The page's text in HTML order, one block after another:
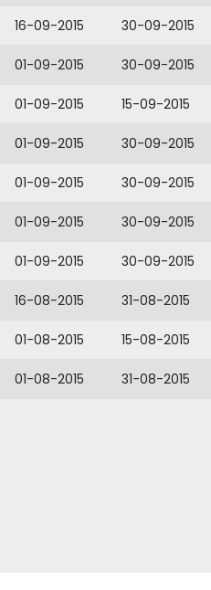
16-09-2015 30-09-2015
01-09-2015 30-09-2015
01-09-2015 15-09-2015
01-09-2015 30-09-2015
01-09-2015 30-09-2015
01-09-2015 30-09-2015
01-09-2015 30-09-2015
16-08-2015 31-08-2015
01-08-2015 15-08-2015
01-08-2015 31-08-2015